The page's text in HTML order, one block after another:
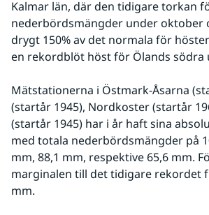
Kalmar län, där den tidigare torkan
nederbördsmängder under oktober
drygt 150% av det normala för
en rekordblöt höst för Ölands södra
Mätstationerna i Östmark-Åsarna
(startår 1945), Nordkoster (startår
(startår 1945) har i år haft sina
med totala nederbördsmängder på
mm, 88,1 mm, respektive 65,6 mm.
marginalen till det tidigare rekordet
mm.